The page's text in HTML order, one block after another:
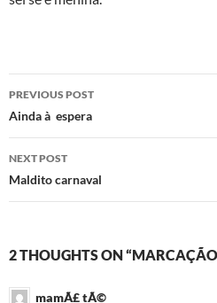
Post
navigation
PREVIOUS POST
Ainda à espera
NEXT POST
Maldito carnaval
2 THOUGHTS ON
mamÃ£ tÃ©